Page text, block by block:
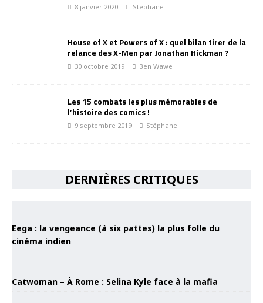
8 janvier 2020 Stéphane
House of X et Powers of X : quel bilan tirer de la
relance des X-Men par Jonathan Hickman ?
30 octobre 2019 Ben Wawe
Les 15 combats les plus mémorables de
l’histoire des comics !
9 septembre 2019 Stéphane
DERNIÈRES CRITIQUES
Eega : la vengeance (à six pattes) la plus folle du
cinéma indien
Catwoman – À Rome : Selina Kyle face à la mafia